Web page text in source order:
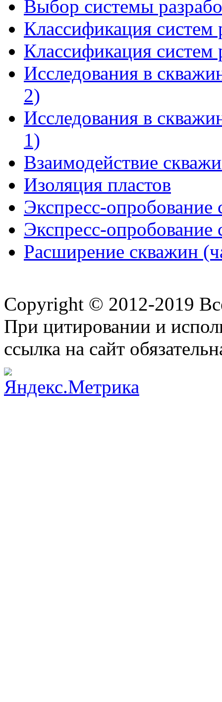
Выбор системы
Классификация систем
Классификация систем
Исследования в
2)
Исследования в
1)
Взаимодействие
Изоляция пластов
Экспресс-
Экспресс-
Расширение скважин
Copyright © 2012-2019
При цитировании и
ссылка на сайт